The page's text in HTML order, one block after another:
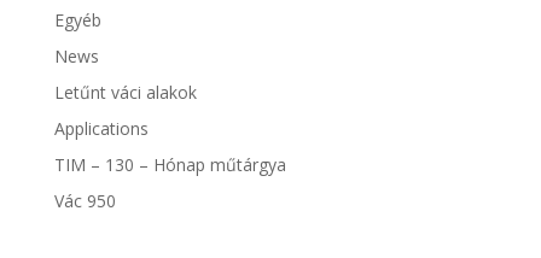
Egyéb
News
Letűnt váci alakok
Applications
TIM – 130 – Hónap műtárgya
Vác 950